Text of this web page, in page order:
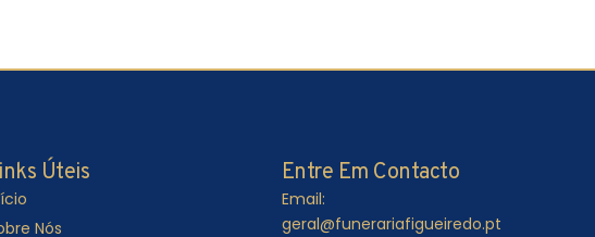
Úteis
Nós
Entre Em Contacto
Email:
geral@funerariafigueiredo.pt